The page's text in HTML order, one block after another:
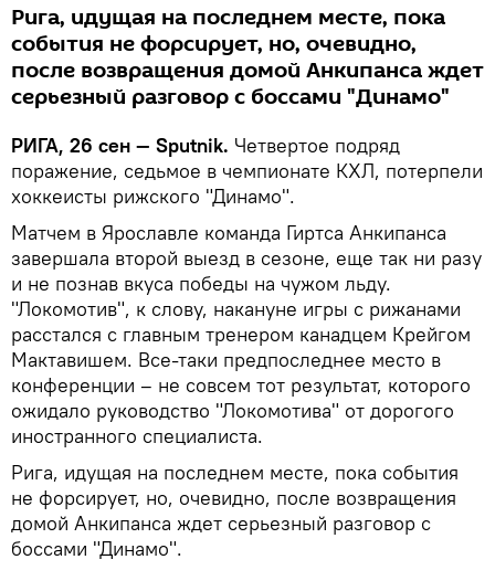
Рига, идущая на последнем месте, пока
события не форсирует, но, очевидно,
после возвращения домой Анкипанса ждет
серьезный разговор с боссами "Динамо"
РИГА, 26 сен — Sputnik. Четвертое подряд
поражение, седьмое в чемпионате КХЛ, потерпели
хоккеисты рижского "Динамо".
Матчем в Ярославле команда Гиртса Анкипанса
завершала второй выезд в сезоне, еще так ни разу
и не познав вкуса победы на чужом льду.
"Локомотив", к слову, накануне игры с рижанами
расстался с главным тренером канадцем Крейгом
Мактавишем. Все-таки предпоследнее место в
конференции – не совсем тот результат, которого
ожидало руководство "Локомотива" от дорогого
иностранного специалиста.
Рига, идущая на последнем месте, пока события
не форсирует, но, очевидно, после возвращения
домой Анкипанса ждет серьезный разговор с
боссами "Динамо".